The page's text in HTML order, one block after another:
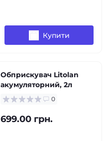
Купити
Обприскувач Litolan
акумуляторний, 2л
0
699.00 грн.